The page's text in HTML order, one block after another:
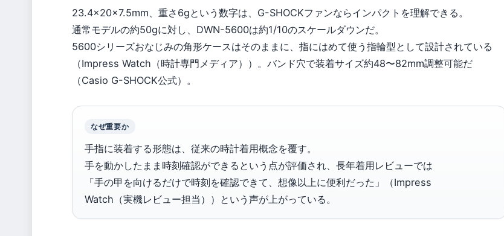
23.4×20×7.5mm、重さ6gという数字は、G-SHOCKファンならインパクトを理解できる。
通常モデルの約50gに対し、DWN-5600は約1/10のスケールダウンだ。
5600シリーズおなじみの角形ケースはそのままに、指にはめて使う指輪型として設計されている
（Impress Watch（時計専門メディア））。バンド穴で装着サイズ約48〜82mm調整可能だ
（Casio G-SHOCK公式）。
なぜ重要か
手指に装着する形態は、従来の時計着用概念を覆す。
手を動かしたまま時刻確認ができるという点が評価され、長年着用レビューでは
「手の甲を向けるだけで時刻を確認できて、想像以上に便利だった」（Impress
Watch（実機レビュー担当））という声が上がっている。